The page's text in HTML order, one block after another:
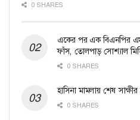
0 SHARES
একের পর এক বিএনপির
ফাঁস, তোলপাড় সোশ্যাল
0 SHARES
হাসিনা মামলায় শেষ
0 SHARES